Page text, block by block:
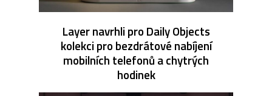
Layer navrhli pro Daily Objects
kolekci pro bezdrátové nabíjení
mobilních telefonů a chytrých
hodinek